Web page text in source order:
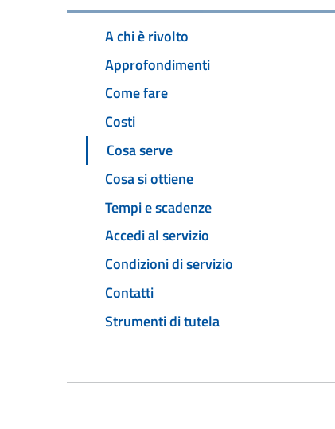
A chi è rivolto
Approfondimenti
Come fare
Costi
Cosa serve
Cosa si ottiene
Tempi e scadenze
Accedi al servizio
Condizioni di servizio
Contatti
Strumenti di tutela